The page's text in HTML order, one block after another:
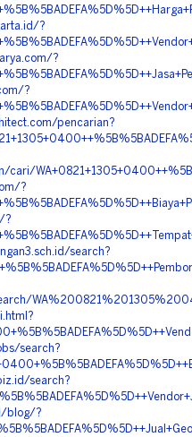
?
?
?
pencarian?
cari/
?
?
search?
search?
search?
blog/?